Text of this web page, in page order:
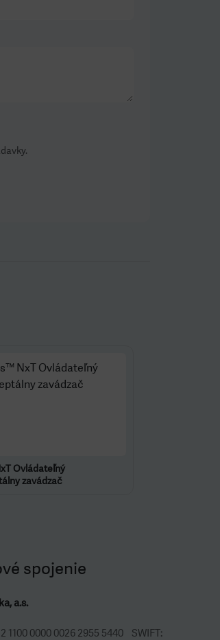
Ovládateľný
zavádzač
spojenie
a.s.
1100 0000 0026 2955 5440 SWIFT: